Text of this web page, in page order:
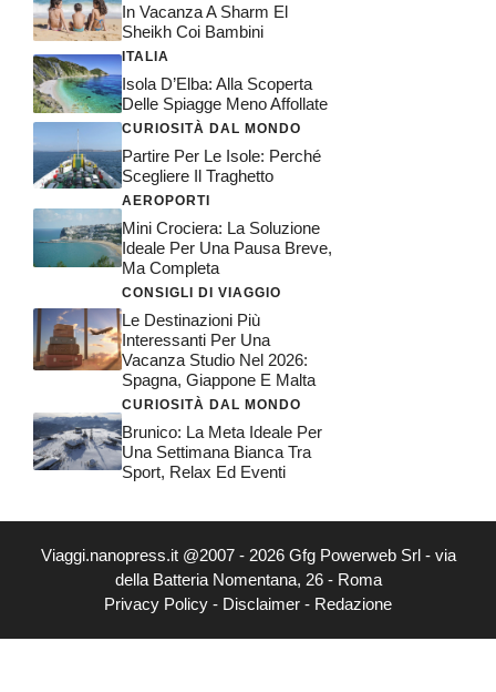
In Vacanza A Sharm El
Sheikh Coi Bambini
ITALIA
Isola D’Elba: Alla Scoperta
Delle Spiagge Meno Affollate
CURIOSITÀ DAL MONDO
Partire Per Le Isole: Perché
Scegliere Il Traghetto
AEROPORTI
Mini Crociera: La Soluzione
Ideale Per Una Pausa Breve,
Ma Completa
CONSIGLI DI VIAGGIO
Le Destinazioni Più
Interessanti Per Una
Vacanza Studio Nel 2026:
Spagna, Giappone E Malta
CURIOSITÀ DAL MONDO
Brunico: La Meta Ideale Per
Una Settimana Bianca Tra
Sport, Relax Ed Eventi
Viaggi.nanopress.it @2007 - 2026 Gfg Powerweb Srl - via
della Batteria Nomentana, 26 - Roma
Privacy Policy - Disclaimer - Redazione